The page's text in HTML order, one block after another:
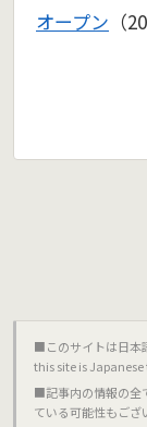
オープン （
■このサイトは日本
this site is
■記事内の情報の全
ている可能性もござ